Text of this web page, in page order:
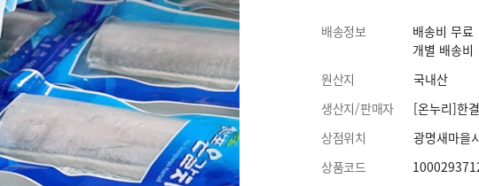
배송정보
배송비 무료
개별 배송비
원산지
국내산
생산지/판매자
[온누리]한
상점위치
광명새마을
상품코드